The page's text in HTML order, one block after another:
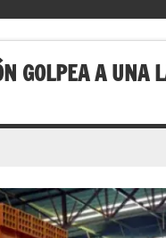
GOLPEA A UNA